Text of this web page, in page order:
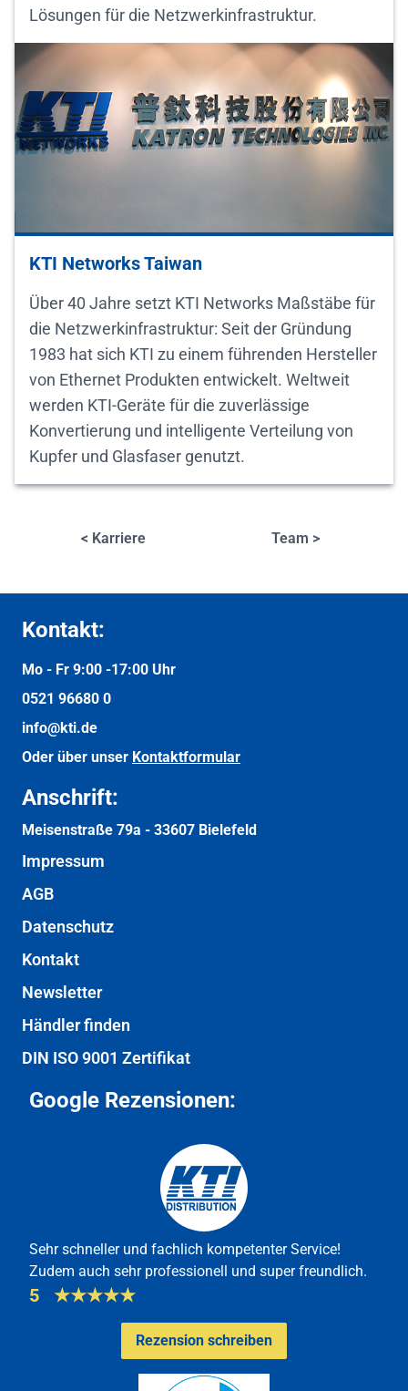
Lösungen für die Netzwerkinfrastruktur.
KTI Networks Taiwan
Über 40 Jahre setzt KTI Networks Maßstäbe für
die Netzwerkinfrastruktur: Seit der Gründung
1983 hat sich KTI zu einem führenden Hersteller
von Ethernet Produkten entwickelt. Weltweit
werden KTI-Geräte für die zuverlässige
Konvertierung und intelligente Verteilung von
Kupfer und Glasfaser genutzt.
< Karriere Team >
Kontakt:
Mo - Fr 9:00 -17:00 Uhr
0521 96680 0
info@kti.de
Oder über unser Kontaktformular
Anschrift:
Meisenstraße 79a - 33607 Bielefeld
Impressum
AGB
Datenschutz
Kontakt
Newsletter
Händler finden
DIN ISO 9001 Zertifikat
Google Rezensionen:
Sehr schneller und fachlich kompetenter Service!
Zudem auch sehr professionell und super freundlich.
5 ★★★★★
Rezension schreiben